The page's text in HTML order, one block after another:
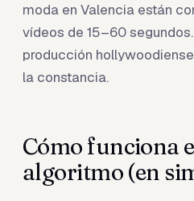
moda en Valencia están
vídeos de 15–60
producción
la constancia.
Cómo funciona
algoritmo (en